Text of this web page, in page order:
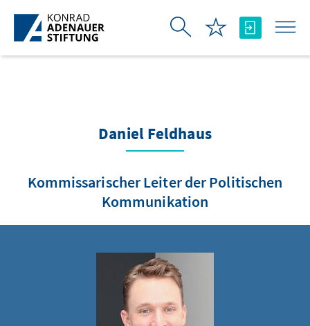
Skip to Main Content
Daniel Feldhaus
Kommissarischer Leiter der Politischen
Kommunikation